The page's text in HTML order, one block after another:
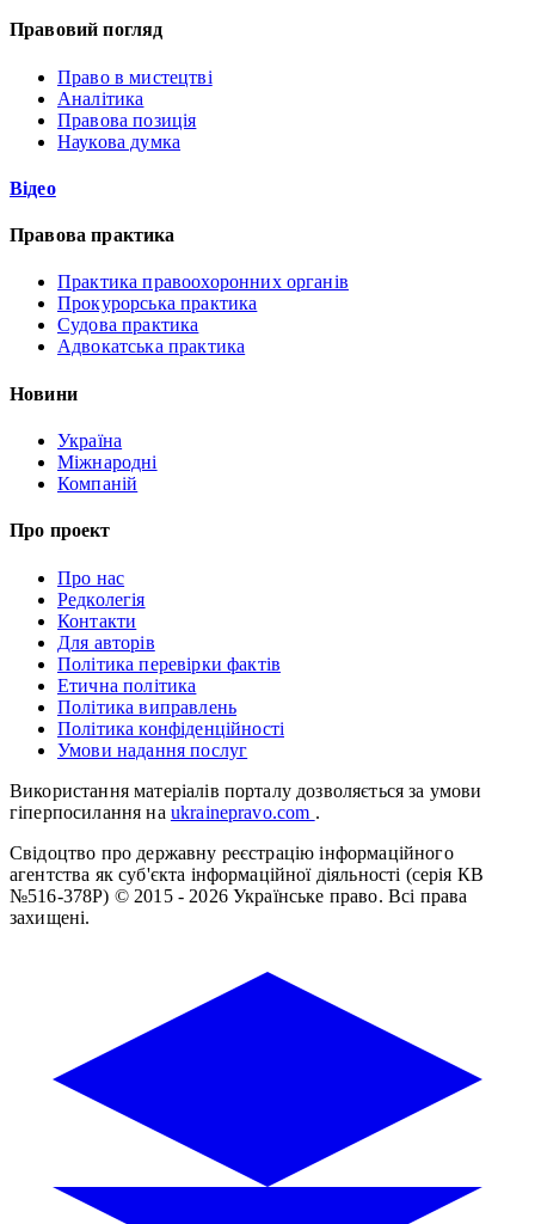
Правовий погляд
Право в мистецтві
Аналітика
Правова позиція
Наукова думка
Відео
Правова практика
Практика правоохоронних органів
Прокурорська практика
Судова практика
Адвокатська практика
Новини
Україна
Міжнародні
Компаній
Про проект
Про нас
Редколегія
Контакти
Для авторів
Політика перевірки фактів
Етична політика
Політика виправлень
Політика конфіденційності
Умови надання послуг
Використання матеріалів порталу дозволяється за умови
гіперпосилання на ukrainepravo.com .
Свідоцтво про державну реєстрацію інформаційного
агентства як суб'єкта інформаційної діяльності (серія КВ
№516-378Р) © 2015 - 2026 Українське право. Всі права
захищені.